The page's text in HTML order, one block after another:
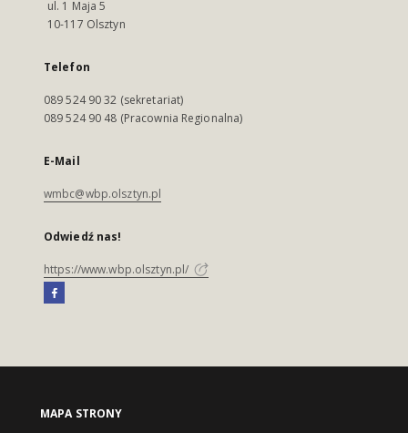
ul. 1 Maja 5
10-117 Olsztyn
Telefon
089 524 90 32 (sekretariat)
089 524 90 48 (Pracownia Regionalna)
E-Mail
wmbc@wbp.olsztyn.pl
Odwiedź nas!
https://www.wbp.olsztyn.pl/
MAPA STRONY